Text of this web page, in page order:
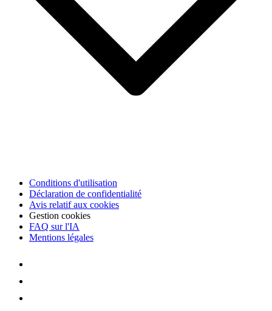
Conditions d'utilisation
Déclaration de confidentialité
Avis relatif aux cookies
Gestion cookies
FAQ sur l'IA
Mentions légales